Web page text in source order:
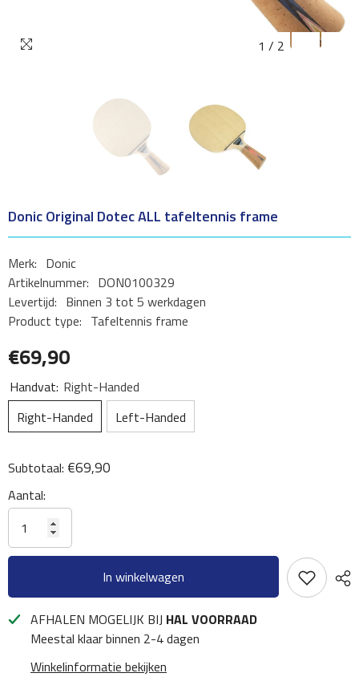
1 / 2
Donic Original Dotec ALL tafeltennis frame
Merk: Donic
Artikelnummer: DON0100329
Levertijd: Binnen 3 tot 5 werkdagen
Product type: Tafeltennis frame
€69,90
Handvat: Right-Handed
Right-Handed
Left-Handed
Subtotaal: €69,90
Aantal:
In winkelwagen
AFHALEN MOGELIJK BIJ HAL VOORRAAD
Meestal klaar binnen 2-4 dagen
Winkelinformatie bekijken